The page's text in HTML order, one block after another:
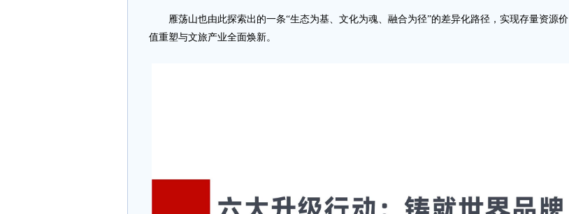
雁荡山也由此探索出的一条“生态为基、文化为魂、融合为径”的差异化路径，实现存量资源价
值重塑与文旅产业全面焕新。